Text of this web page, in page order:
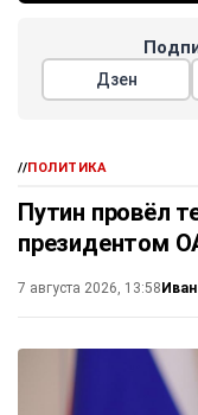
Дзен
//ПОЛИТИКА
Путин провёл
президентом
7 августа 2026, 13:58